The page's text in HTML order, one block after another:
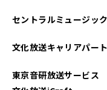
セントラルミュージック
文化放送キャリアパー
東京音研放送サービス